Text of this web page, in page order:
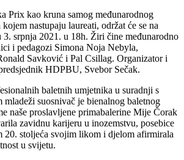
Prix kao kruna samog međunarodnog
nastupaju laureati, održat će se na
srpnja 2021. u 18h. Žiri čine međunarodno
i pedagozi Simona Noja Nebyla,
Savković i Pal Csillag. Organizator i
HDPBU, Svebor Sečak.
baletnih umjetnika u suradnji s
mladeži suosnivač je bienalnog baletnog
naše proslavljene primabalerine Mije Čorak
zavidnu karijeru u inozemstvu, posebice
20. stoljeća svojim likom i djelom afirmirala
u svijetu.